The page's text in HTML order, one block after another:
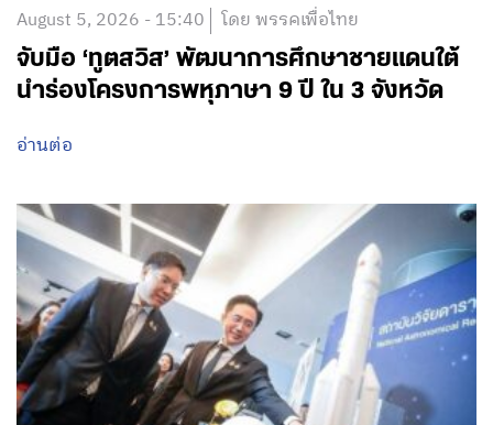
August 5, 2026 - 15:40 โดย พรรคเพื่อไทย
จับมือ ‘ทูตสวิส’ พัฒนาการศึกษาชายแดนใต้
นำร่องโครงการพหุภาษา 9 ปี ใน 3 จังหวัด
อ่านต่อ